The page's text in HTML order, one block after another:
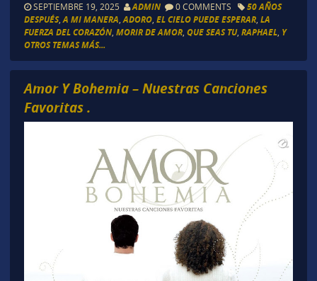
SEPTIEMBRE 19, 2025 ADMIN 0 COMMENTS
50 AÑOS
DESPUÉS, A MI MANERA ADORO, EL CIELO PUEDE ESPERAR, LA
FUERZA DEL CORAZÓN, MORIR DE AMOR, QUE SEAS TU, RAPHAEL, Y
OTROS TEMAS MÁS...
Amor Y Bohemia – Nuestras Canciones
Favoritas .